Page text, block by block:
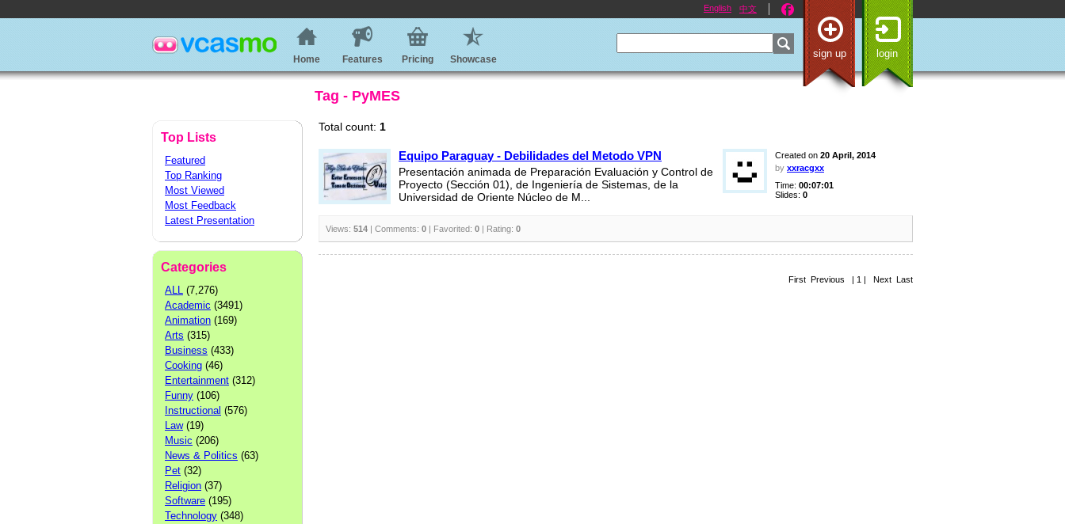
English 中文
sign up login
Home Features Pricing Showcase
Tag - PyMES
Top Lists
Featured
Top Ranking
Most Viewed
Most Feedback
Latest Presentation
Categories
ALL (7,276)
Academic (3491)
Animation (169)
Arts (315)
Business (433)
Cooking (46)
Entertainment (312)
Funny (106)
Instructional (576)
Law(19)
Music (206)
News & Politics (63)
Pet (32)
Religion (37)
Software (195)
Technology (348)
Total count: 1
Equipo Paraguay - Debilidades del Metodo VPN
Presentación animada de Preparación Evaluación y Control de
Proyecto (Sección 01), de Ingeniería de Sistemas, de la
Universidad de Oriente Núcleo de M...
Created on 20 April, 2014
by xxracgxx
Time: 00:07:01
Slides: 0
Views: 514 | Comments: 0 | Favorited: 0 | Rating: 0
First Previous | 1 | Next Last